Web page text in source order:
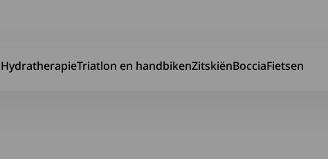
Hydratherapie
Ga naar Hydratherapie
Triatlon en handbiken
Ga naar Triatlon en handbiken
Zitskiën
Ga naar Zitskiën
Boccia
Ga naar Boccia
Fietsen
Ga naar